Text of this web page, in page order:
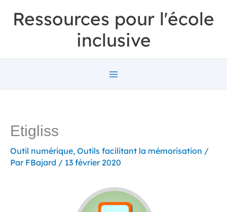
Ressources pour l'école
inclusive
Etigliss
Outil numérique, Outils facilitant la mémorisation /
Par FBajard / 13 février 2020